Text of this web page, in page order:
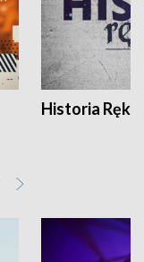
Historia Ręką